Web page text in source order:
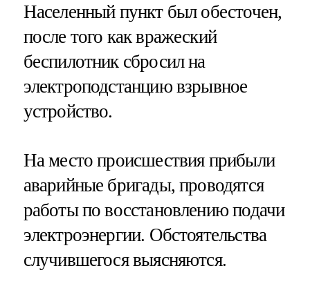
Населенный пункт был обесточен,
после того как вражеский
беспилотник сбросил на
электроподстанцию взрывное
устройство.
На место происшествия прибыли
аварийные бригады, проводятся
работы по восстановлению подачи
электроэнергии. Обстоятельства
случившегося выясняются.